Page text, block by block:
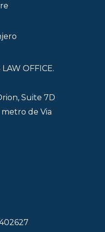
OFFICE.
Suite 7D
de Via